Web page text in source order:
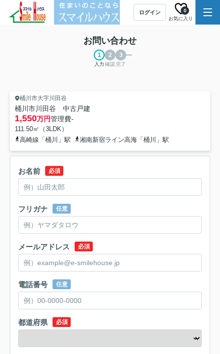
ログイン
お気に入り
0
お問い合わせ
入力 確認完了
桶川市大字川田谷
桶川市川田谷 中古戸建
1,550万円管理費-
111.50㎡（3LDK）
高崎線「桶川」駅
湘南新宿ライン高海「桶川」駅
お名前 必須
フリガナ 任意
メールアドレス 必須
電話番号 任意
都道府県 必須